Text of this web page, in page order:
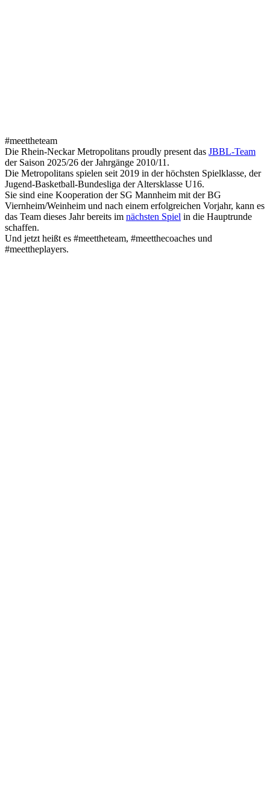
#meettheteam
Die Rhein-Neckar Metropolitans proudly present das JBBL-Team
der Saison 2025/26 der Jahrgänge 2010/11.
Die Metropolitans spielen seit 2019 in der höchsten Spielklasse, der
Jugend-Basketball-Bundesliga der Altersklasse U16.
Sie sind eine Kooperation der SG Mannheim mit der BG
Viernheim/Weinheim und nach einem erfolgreichen Vorjahr, kann es
das Team dieses Jahr bereits im nächsten Spiel in die Hauptrunde
schaffen.
Und jetzt heißt es #meettheteam, #meetthecoaches und
#meettheplayers.